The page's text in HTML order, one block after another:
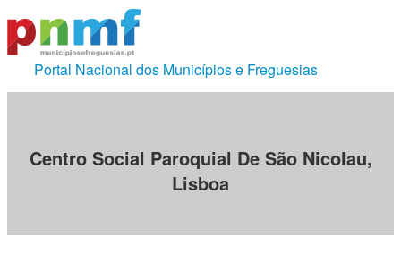
Portal Nacional dos Municípios e Freguesias
Centro Social Paroquial De São Nicolau,
Lisboa